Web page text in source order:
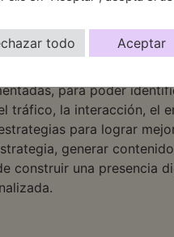
es esencial para
positivos como
una comunidad,
lograr una buena
para poder
tráfico, la interacción, el
para lograr
generar
construir una presencia
todo Aceptar